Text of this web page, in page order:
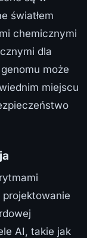
światłem
chemicznymi
dla
może
miejscu
projektowanie
AI, takie jak